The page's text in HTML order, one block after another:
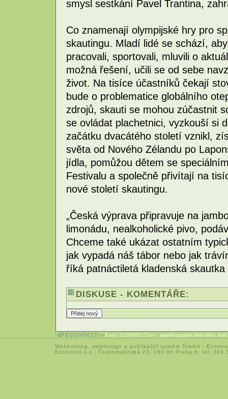
smysl sestkání Pavel Trantina,
Co znamenají olympijské hry pro
skautingu. Mladí lidé se schází,
pracovali, sportovali, mluvili o
možná řešení, učili se od sebe
život. Na tisíce účastníků čekají
bude o problematice globálního
zdrojů, skauti se mohou zúčastnit
se ovládat plachetnici, vyzkouší si
začátku dvacátého století vznikl,
světa od Nového Zélandu po
jídla, pomůžou dětem se
Festivalu a společně přivítají na
nové století skautingu.
„Česká výprava připravuje na
limonádu, nealkoholické pivo,
Chceme také ukázat ostatním
jak vypadá náš tábor nebo jak
říká patnáctiletá kladenská skautka
DISKUSE - KOMENTÁŘE:
Easy CONNECTion - snadné spojení mezi lidmi,
Webhosting webdesign a publikační systém Toolkit -
Econnect,o.s.; Českomalínská 23; 160 00 Praha 6; tel: 224